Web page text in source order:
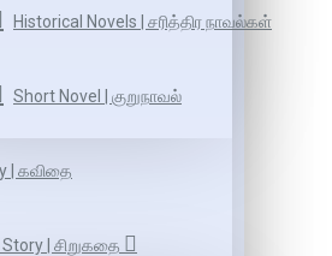
Historical Novels | சரித்திர நாவல்கள்
Short Novel | குறுநாவல்
| கவிதை
| சிறுகதை